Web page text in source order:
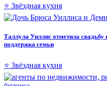
⭐ Звёздная кухня
Таллула Уиллис отметила свадьбу
поддержка семьи
⭐ Звёздная кухня